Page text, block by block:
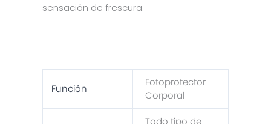
sensación de frescura.
Función
Fotoprotector
Corporal
Todo tipo de